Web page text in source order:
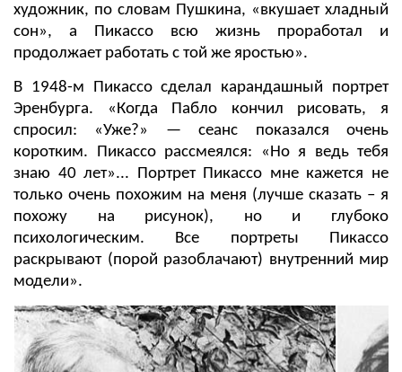
художник, по словам Пушкина, «вкушает хладный
сон», а Пикассо всю жизнь проработал и
продолжает работать с той же яростью».
В 1948-м Пикассо сделал карандашный портрет
Эренбурга. «Когда Пабло кончил рисовать, я
спросил: «Уже?» — сеанс показался очень
коротким. Пикассо рассмеялся: «Но я ведь тебя
знаю 40 лет»... Портрет Пикассо мне кажется не
только очень похожим на меня (лучше сказать – я
похожу на рисунок), но и глубоко
психологическим. Все портреты Пикассо
раскрывают (порой разоблачают) внутренний мир
модели».